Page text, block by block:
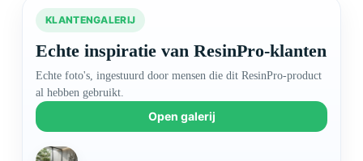
KLANTENGALERIJ
Echte inspiratie van ResinPro-klanten
Echte foto's, ingestuurd door mensen die dit ResinPro-product
al hebben gebruikt.
Open galerij